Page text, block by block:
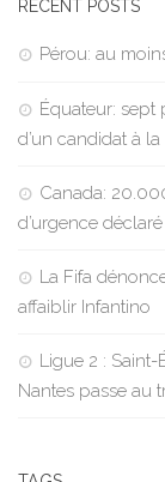
RECENT POSTS
Pérou: au
Équateur: sept
d’un candidat à
Canada:
d’urgence déclaré
La Fifa
affaiblir Infantino
Ligue 2 :
Nantes passe au